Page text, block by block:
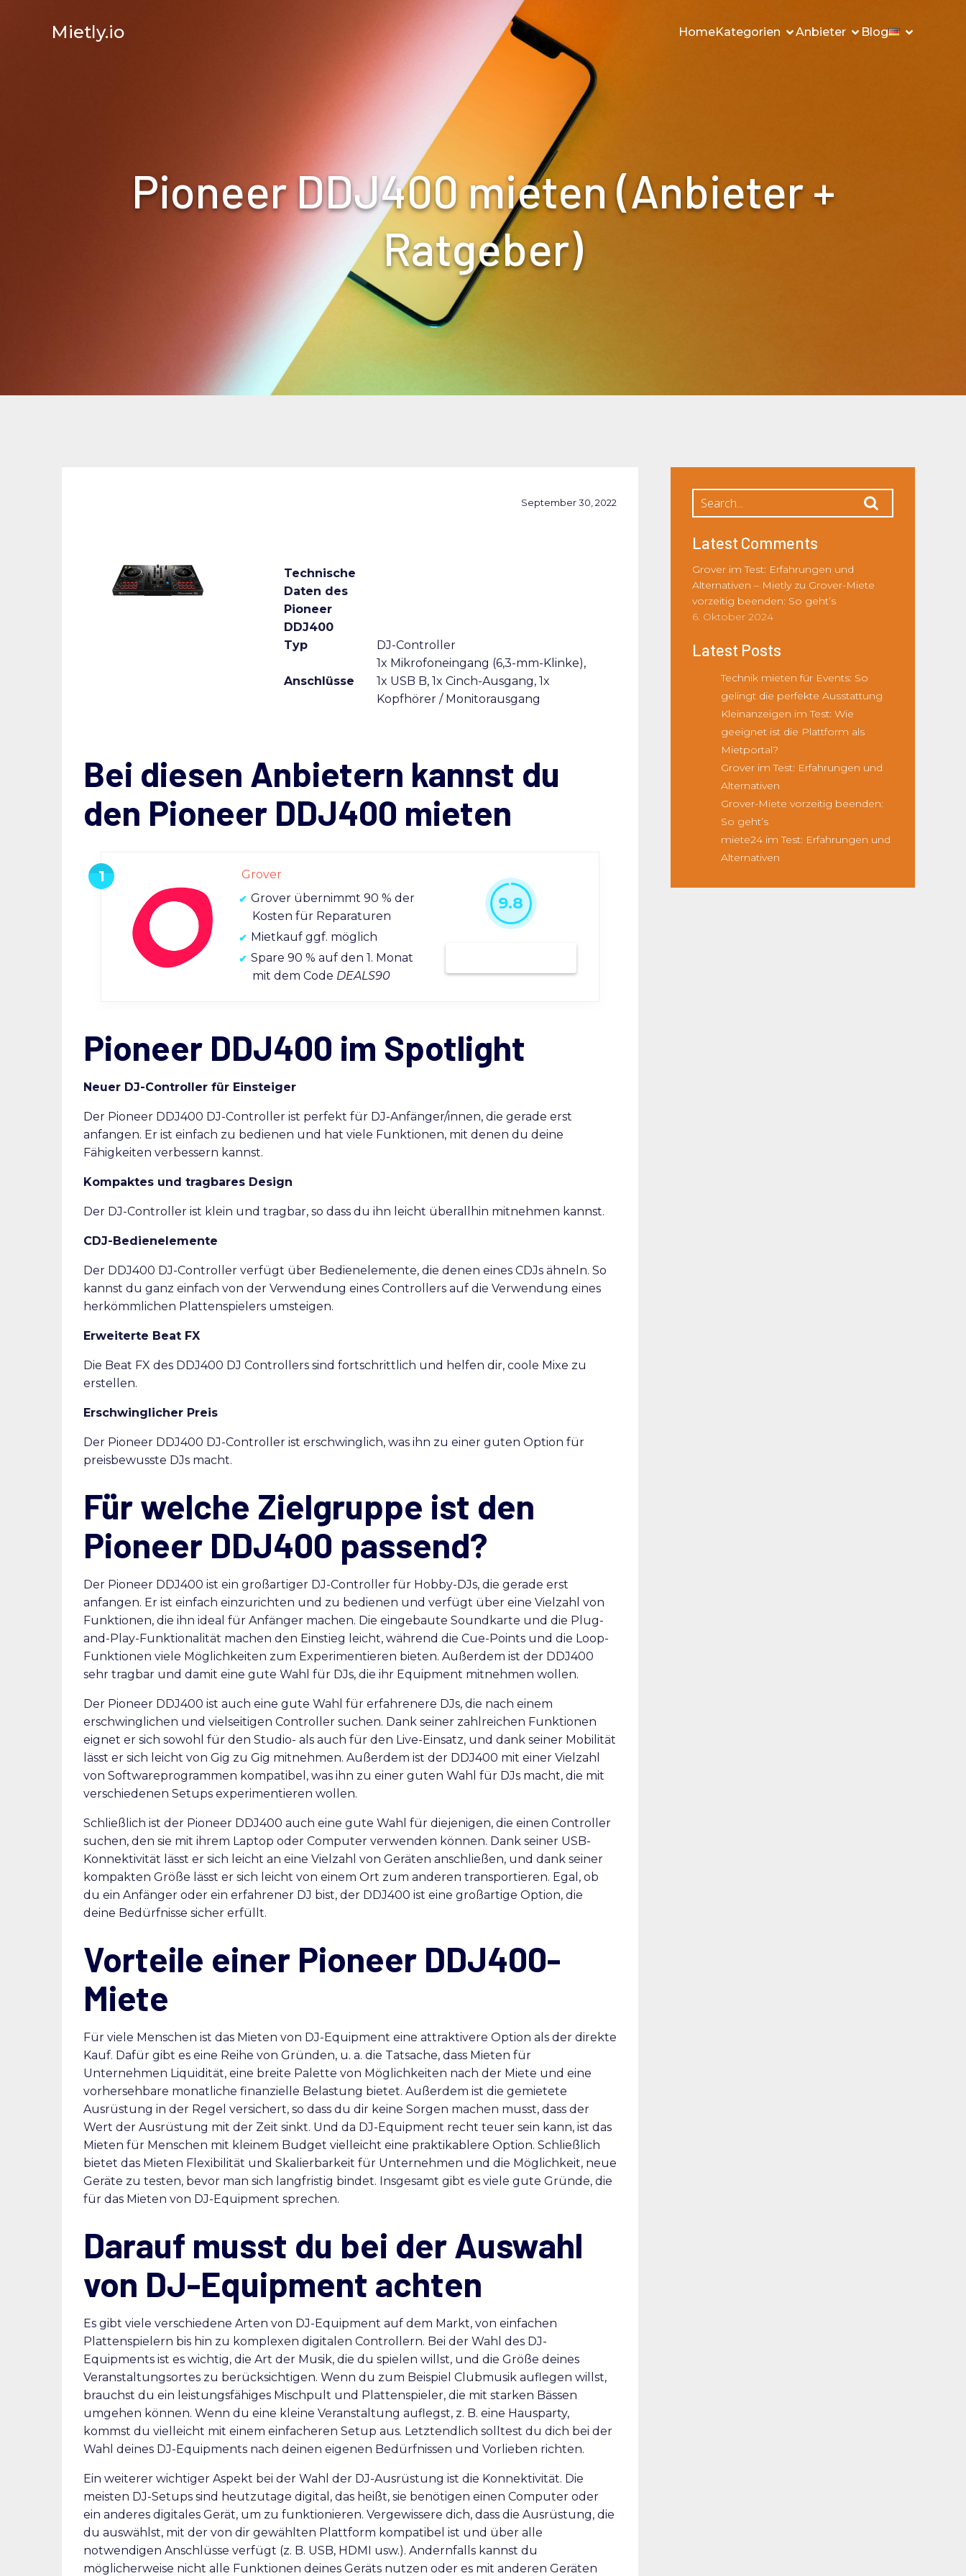
Mietly.io HomeKategorien Anbieter Blog
Pioneer DDJ400 mieten (Anbieter +
Ratgeber)
September 30, 2022
Technische
Daten des
Pioneer
DDJ400
Typ
DJ-Controller
Anschlüsse
1x Mikrofoneingang (6,3-mm-Klinke),
1x USB B, 1x Cinch-Ausgang, 1x
Kopfhörer / Monitorausgang
Bei diesen Anbietern kannst du
den Pioneer DDJ400 mieten
Grover
Grover übernimmt 90 % der
Kosten für Reparaturen
Mietkauf ggf. möglich
Spare 90 % auf den 1. Monat
mit dem Code DEALS90
9.8
Pioneer DDJ400 im Spotlight
Neuer DJ-Controller für Einsteiger
Der Pioneer DDJ400 DJ-Controller ist perfekt für DJ-Anfänger/innen, die gerade erst
anfangen. Er ist einfach zu bedienen und hat viele Funktionen, mit denen du deine
Fähigkeiten verbessern kannst.
Kompaktes und tragbares Design
Der DJ-Controller ist klein und tragbar, so dass du ihn leicht überallhin mitnehmen kannst.
CDJ-Bedienelemente
Der DDJ400 DJ-Controller verfügt über Bedienelemente, die denen eines CDJs ähneln. So
kannst du ganz einfach von der Verwendung eines Controllers auf die Verwendung eines
herkömmlichen Plattenspielers umsteigen.
Erweiterte Beat FX
Die Beat FX des DDJ400 DJ Controllers sind fortschrittlich und helfen dir, coole Mixe zu
erstellen.
Erschwinglicher Preis
Der Pioneer DDJ400 DJ-Controller ist erschwinglich, was ihn zu einer guten Option für
preisbewusste DJs macht.
Für welche Zielgruppe ist den
Pioneer DDJ400 passend?
Der Pioneer DDJ400 ist ein großartiger DJ-Controller für Hobby-DJs, die gerade erst
anfangen. Er ist einfach einzurichten und zu bedienen und verfügt über eine Vielzahl von
Funktionen, die ihn ideal für Anfänger machen. Die eingebaute Soundkarte und die Plug-
and-Play-Funktionalität machen den Einstieg leicht, während die Cue-Points und die Loop-
Funktionen viele Möglichkeiten zum Experimentieren bieten. Außerdem ist der DDJ400
sehr tragbar und damit eine gute Wahl für DJs, die ihr Equipment mitnehmen wollen.
Der Pioneer DDJ400 ist auch eine gute Wahl für erfahrenere DJs, die nach einem
erschwinglichen und vielseitigen Controller suchen. Dank seiner zahlreichen Funktionen
eignet er sich sowohl für den Studio- als auch für den Live-Einsatz, und dank seiner Mobilität
lässt er sich leicht von Gig zu Gig mitnehmen. Außerdem ist der DDJ400 mit einer Vielzahl
von Softwareprogrammen kompatibel, was ihn zu einer guten Wahl für DJs macht, die mit
verschiedenen Setups experimentieren wollen.
Schließlich ist der Pioneer DDJ400 auch eine gute Wahl für diejenigen, die einen Controller
suchen, den sie mit ihrem Laptop oder Computer verwenden können. Dank seiner USB-
Konnektivität lässt er sich leicht an eine Vielzahl von Geräten anschließen, und dank seiner
kompakten Größe lässt er sich leicht von einem Ort zum anderen transportieren. Egal, ob
du ein Anfänger oder ein erfahrener DJ bist, der DDJ400 ist eine großartige Option, die
deine Bedürfnisse sicher erfüllt.
Vorteile einer Pioneer DDJ400-
Miete
Für viele Menschen ist das Mieten von DJ-Equipment eine attraktivere Option als der direkte
Kauf. Dafür gibt es eine Reihe von Gründen, u. a. die Tatsache, dass Mieten für
Unternehmen Liquidität, eine breite Palette von Möglichkeiten nach der Miete und eine
vorhersehbare monatliche finanzielle Belastung bietet. Außerdem ist die gemietete
Ausrüstung in der Regel versichert, so dass du dir keine Sorgen machen musst, dass der
Wert der Ausrüstung mit der Zeit sinkt. Und da DJ-Equipment recht teuer sein kann, ist das
Mieten für Menschen mit kleinem Budget vielleicht eine praktikablere Option. Schließlich
bietet das Mieten Flexibilität und Skalierbarkeit für Unternehmen und die Möglichkeit, neue
Geräte zu testen, bevor man sich langfristig bindet. Insgesamt gibt es viele gute Gründe, die
für das Mieten von DJ-Equipment sprechen.
Darauf musst du bei der Auswahl
von DJ-Equipment achten
Es gibt viele verschiedene Arten von DJ-Equipment auf dem Markt, von einfachen
Plattenspielern bis hin zu komplexen digitalen Controllern. Bei der Wahl des DJ-
Equipments ist es wichtig, die Art der Musik, die du spielen willst, und die Größe deines
Veranstaltungsortes zu berücksichtigen. Wenn du zum Beispiel Clubmusik auflegen willst,
brauchst du ein leistungsfähiges Mischpult und Plattenspieler, die mit starken Bässen
umgehen können. Wenn du eine kleine Veranstaltung auflegst, z. B. eine Hausparty,
kommst du vielleicht mit einem einfacheren Setup aus. Letztendlich solltest du dich bei der
Wahl deines DJ-Equipments nach deinen eigenen Bedürfnissen und Vorlieben richten.
Ein weiterer wichtiger Aspekt bei der Wahl der DJ-Ausrüstung ist die Konnektivität. Die
meisten DJ-Setups sind heutzutage digital, das heißt, sie benötigen einen Computer oder
ein anderes digitales Gerät, um zu funktionieren. Vergewissere dich, dass die Ausrüstung, die
du auswählst, mit der von dir gewählten Plattform kompatibel ist und über alle
notwendigen Anschlüsse verfügt (z. B. USB, HDMI usw.). Andernfalls kannst du
möglicherweise nicht alle Funktionen deines Geräts nutzen oder es mit anderen Geräten
Latest Comments
Grover im Test: Erfahrungen und
Alternativen – Mietlyzu Grover-Miete
vorzeitig beenden: So geht’s
6. Oktober 2024
Latest Posts
Technik mieten für Events: So
gelingt die perfekte Ausstattung
Kleinanzeigen im Test: Wie
geeignet ist die Plattform als
Mietportal?
Grover im Test: Erfahrungen und
Alternativen
Grover-Miete vorzeitig beenden:
So geht’s
miete24 im Test: Erfahrungen und
Alternativen